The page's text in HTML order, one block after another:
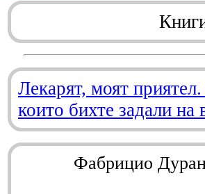
Лекарят, моят
които бихте задали на
Фабрицио